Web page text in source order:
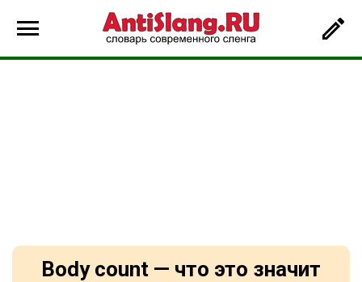
Body count — что это значит